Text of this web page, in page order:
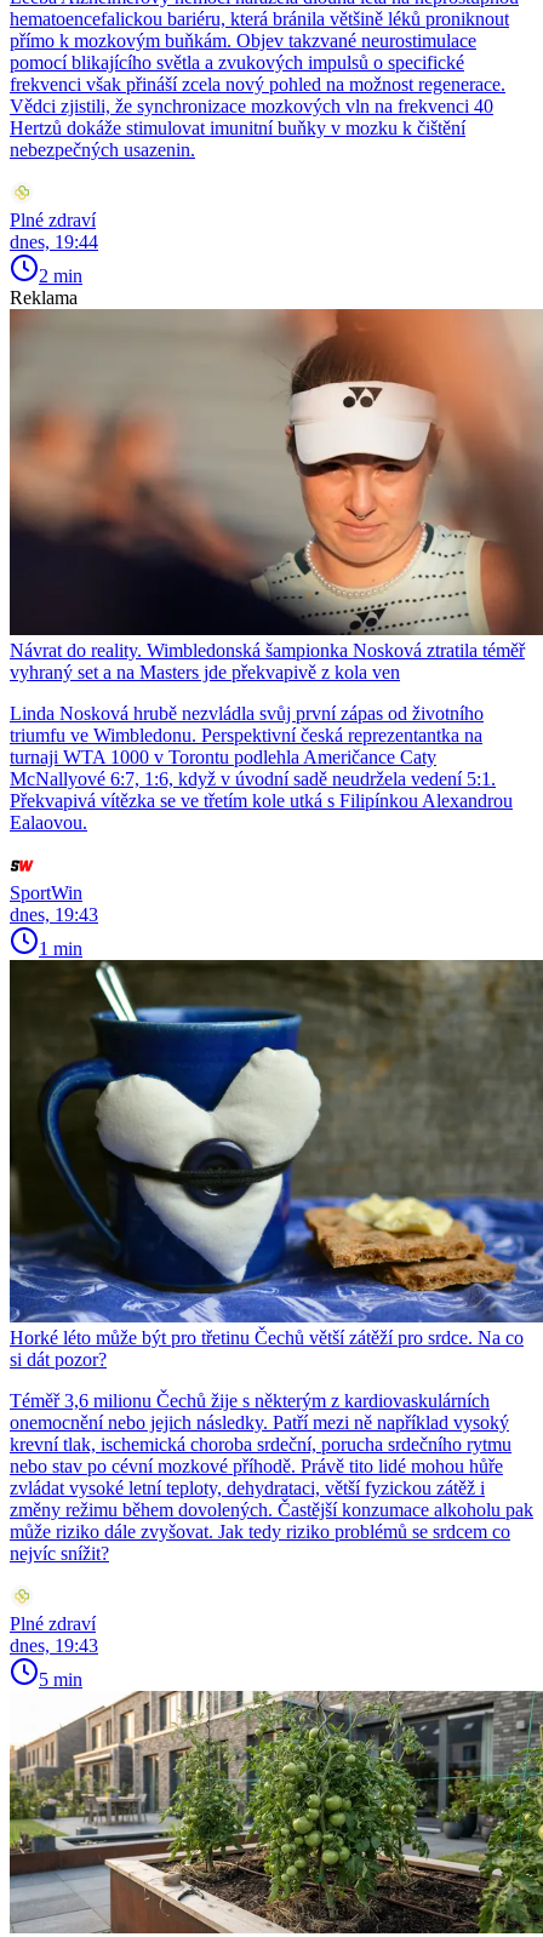
hematoencefalickou bariéru, která bránila většině léků proniknout
přímo k mozkovým buňkám. Objev takzvané neurostimulace
pomocí blikajícího světla a zvukových impulsů o specifické
frekvenci však přináší zcela nový pohled na možnost regenerace.
Vědci zjistili, že synchronizace mozkových vln na frekvenci 40
Hertzů dokáže stimulovat imunitní buňky v mozku k čištění
nebezpečných usazenin.
Plné zdraví
dnes, 19:44
2 min
Reklama
Návrat do reality. Wimbledonská šampionka Nosková ztratila téměř
vyhraný set a na Masters jde překvapivě z kola ven
Linda Nosková hrubě nezvládla svůj první zápas od životního
triumfu ve Wimbledonu. Perspektivní česká reprezentantka na
turnaji WTA 1000 v Torontu podlehla Američance Caty
McNallyové 6:7, 1:6, když v úvodní sadě neudržela vedení 5:1.
Překvapivá vítězka se ve třetím kole utká s Filipínkou Alexandrou
Ealaovou.
SportWin
dnes, 19:43
1 min
Horké léto může být pro třetinu Čechů větší zátěží pro srdce. Na co
si dát pozor?
Téměř 3,6 milionu Čechů žije s některým z kardiovaskulárních
onemocnění nebo jejich následky. Patří mezi ně například vysoký
krevní tlak, ischemická choroba srdeční, porucha srdečního rytmu
nebo stav po cévní mozkové příhodě. Právě tito lidé mohou hůře
zvládat vysoké letní teploty, dehydrataci, větší fyzickou zátěž i
změny režimu během dovolených. Častější konzumace alkoholu pak
může riziko dále zvyšovat. Jak tedy riziko problémů se srdcem co
nejvíc snížit?
Plné zdraví
dnes, 19:43
5 min